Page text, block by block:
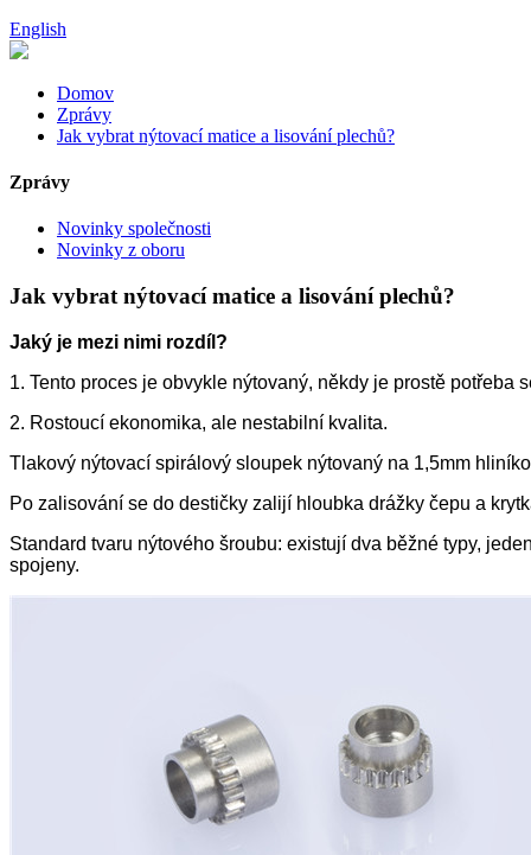
English
Domov
Zprávy
Jak vybrat nýtovací matice a lisování plechů?
Zprávy
Novinky společnosti
Novinky z oboru
Jak vybrat nýtovací matice a lisování plechů?
Jaký je mezi nimi rozdíl?
1. Tento proces je obvykle nýtovaný, někdy je prostě potřeba
2. Rostoucí ekonomika, ale nestabilní kvalita.
Tlakový nýtovací spirálový sloupek nýtovaný na 1,5mm
Po zalisování se do destičky zalijí hloubka drážky čepu a
Standard tvaru nýtového šroubu: existují dva běžné typy,
spojeny.